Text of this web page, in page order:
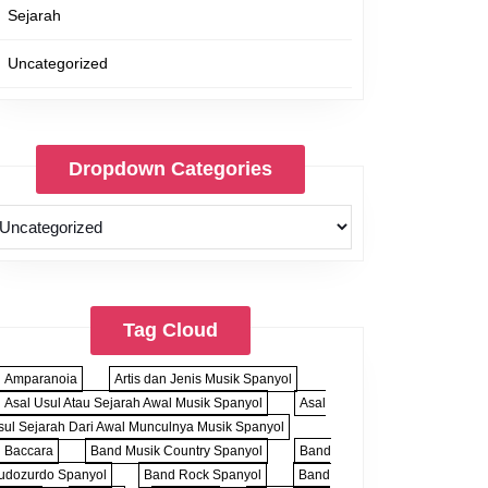
Sejarah
Uncategorized
Dropdown Categories
Tag Cloud
Amparanoia
Artis dan Jenis Musik Spanyol
Asal Usul Atau Sejarah Awal Musik Spanyol
Asal
Sejarah Dari Awal Munculnya Musik Spanyol
Baccara
Band Musik Country Spanyol
Band
Spanyol
Band Rock Spanyol Band